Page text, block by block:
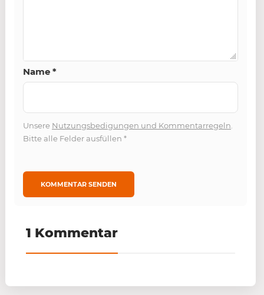
Name *
Unsere Nutzungsbedigungen und Kommentarregeln
Bitte alle Felder ausfüllen *
1 Kommentar